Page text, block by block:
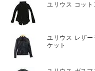
ユリウス コット
ユリウス レザー
ケット